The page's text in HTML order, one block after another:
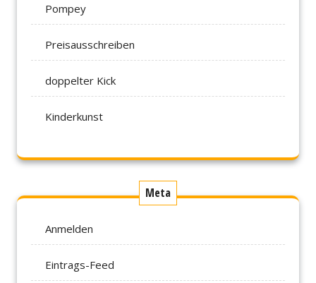
Pompey
Preisausschreiben
doppelter Kick
Kinderkunst
Meta
Anmelden
Eintrags-Feed